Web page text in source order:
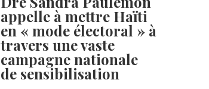
appelle à mettre Haïti
en « mode électoral » à
travers une vaste
campagne nationale
de sensibilisation